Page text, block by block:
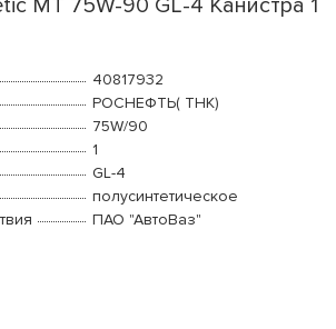
MT 75W-90 GL-4 Канистра 1
40817932
РОСНЕФТЬ( ТНК)
75W/90
1
GL-4
полусинтетическое
ПАО "АвтоВаз"